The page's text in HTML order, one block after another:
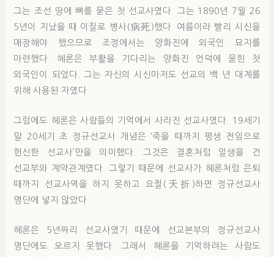
그는 조선 땅에 뼈를 묻은 첫 선교사였다. 그는 1890년 7월 26
5년이 지났을 때 이질로 병사(病死)했다. 여름이라 빨리 시신을
매장해야 했으므로 조정에서는 양화진에 외국인 묘지를
마련했다. 헤론은 부활을 기다리는 양화진 언덕에 묻힌 첫
외국인이 되었다. 그는 자신의 시신마저도 선교의 백 년 대계를
위해 사용된 자였다.
그럼에도 헤론은 사람들의 기억에서 사라진 선교사였다. 19세기
말 20세기 초 정규선교사 개념은 ‘죽을 때까지 평생 전임으로
헌신한 선교사’만을 의미했다. 그것은 결혼처럼 일생을 건
선교부와 계약관계였다. 그렇기 때문에 선교사가 헤론처럼 은퇴
때까지 선교사역을 하지 못하고 요절(夭折)하면 정규선교사
명단에 넣지 않았다.
헤론은 5년짜리 선교사였기 때문에 선교본부의 정규선교사
명단에도 오르지 못했다. 그래서 헤론을 기억하려는 사람도